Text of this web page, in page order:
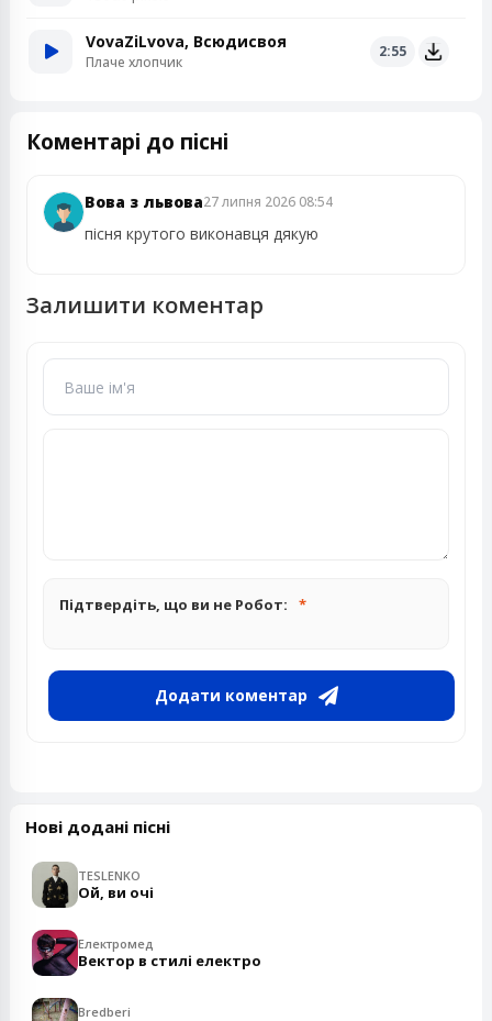
VovaZiLvova, Всюдисвоя
Плаче хлопчик
2:55
Коментарі до пісні
Вова з львова27 липня 2026 08:54
пісня крутого виконавця дякую
Залишити коментар
Підтвердіть, що ви не Робот:
Додати коментар
Нові додані пісні
TESLENKO
Ой, ви очі
Електромед
Вектор в стилі електро
Bredberi